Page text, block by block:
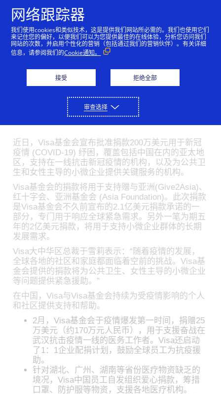
Visa基金会公布善款捐赠
机构，助力中国从新冠疫
情中复苏
赠与亚洲 (Give2Aisa)、红十字会和亚洲基金会 (Asia
Foundation) 将获得捐赠
近日，Visa基金会宣布批准捐款200万美元用于新冠
疫情 (COVID-19) 纾困，覆盖包括中国在内的亚太地
区，支持在一线抗击新冠疫情的机构，以及为公共卫
生和女性主导的小微企业提供关键服务的机构。
Visa基金会的捐款将用于支持赠与亚洲(Give2Asia)、
红十字会、亚洲基金会 (Asia Foundation)。此次捐款
是Visa基金会不久前宣布的2.1亿美元捐款承诺的一
部分，专门用于响应全球紧急需求。另外一笔为期五
年的2亿美元捐款，将用于支持小微企业群体的长期
发展需求。
Visa大中华区总裁于雪莉表示：“随着疫情的发展，
全球各地的社区和家庭都面临着空前的挑战。Visa基
金会提供的捐款将为公共卫生、女性主导的小微企业
等问题提供紧急援助。”
在中国，Visa与Visa基金会持续为受疫情影响的个人
和社区提供支持和帮助。
2月，Visa基金会于疫情爆发第一时间，捐赠25
万美元（约170万元人民币），用于支援奋战在
武汉抗击疫情一线的医务工作者。Visa还启动
了1：1企业配捐计划，鼓励全球员工为抗疫援
助。
针对湖北、广州、湖南等省份医疗物资缺乏的
境况，Visa中国员工自发组织爱心捐款，筹措
口罩、防护服等物资，支援各地医疗机构。
网络跟踪器
我们使用cookies和类似技术，这是提供我们网站所必需的。我们也使用它们
来记住您的偏好，以便我们可以为您提供最佳的在线体验，分析您访问我们
网站的次数，并启用个性化的营销（包括通过我们的营销伙伴）。有关详细
信息，请参阅我们的Cookie通知。
接受 拒绝全部
审查选择